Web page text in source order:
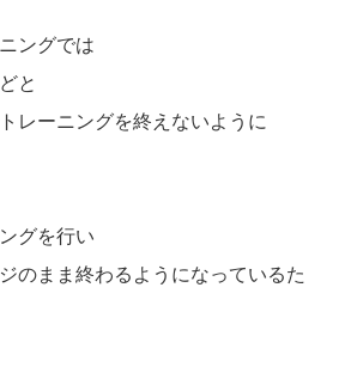
ングでは
と
レーニングを終えないように
グを行い
のまま終わるようになっているた